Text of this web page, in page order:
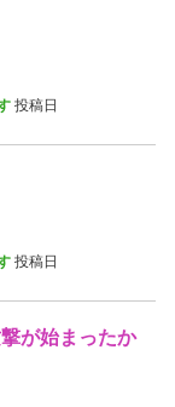
投稿日
投稿日
が始まったか